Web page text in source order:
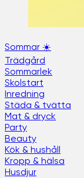
Sommar ☀️
Trädgård
Sommarlek
Skolstart
Inredning
Städa & tvätta
Mat & dryck
Party
Beauty
Kök & hushåll
Kropp & hälsa
Husdjur